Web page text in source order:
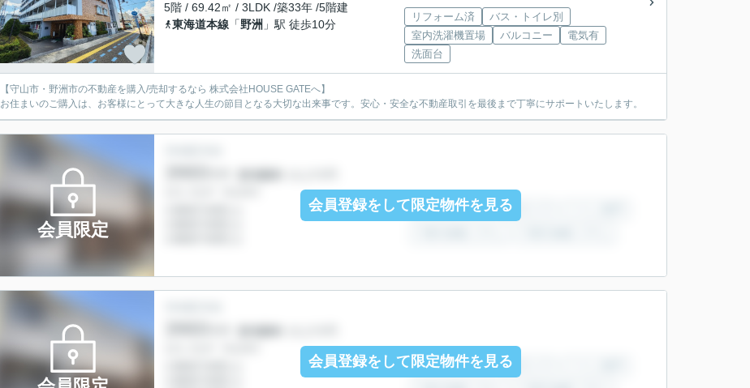
5階 / 69.42㎡ / 3LDK /築33年 /5階建
東海道本線 「野洲 」駅 徒歩10分
リフォーム済
バス・トイレ別
室内洗濯機置場
バルコニー
電気有
洗面台
【守山市・野洲市の不動産を購入/売却するなら 株式会社HOUSE GATEへ】
お住まいのご購入は、お客様にとって大きな人生の節目となる大切な出来事です。安心・安全な不動産取引を最後まで丁寧にサポートいたします。
会員限定
会員登録をして限定物件を見る
会員登録をして限定物件を見る